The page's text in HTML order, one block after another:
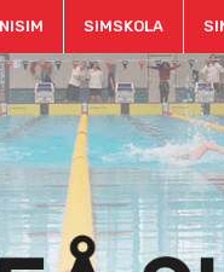
SIMSKOLA